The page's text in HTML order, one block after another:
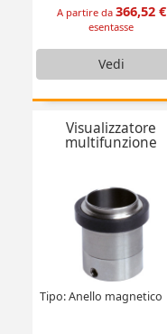
A partire da 366,52 €
esentasse
Vedi
Visualizzatore
multifunzione
Tipo: Anello magnetico